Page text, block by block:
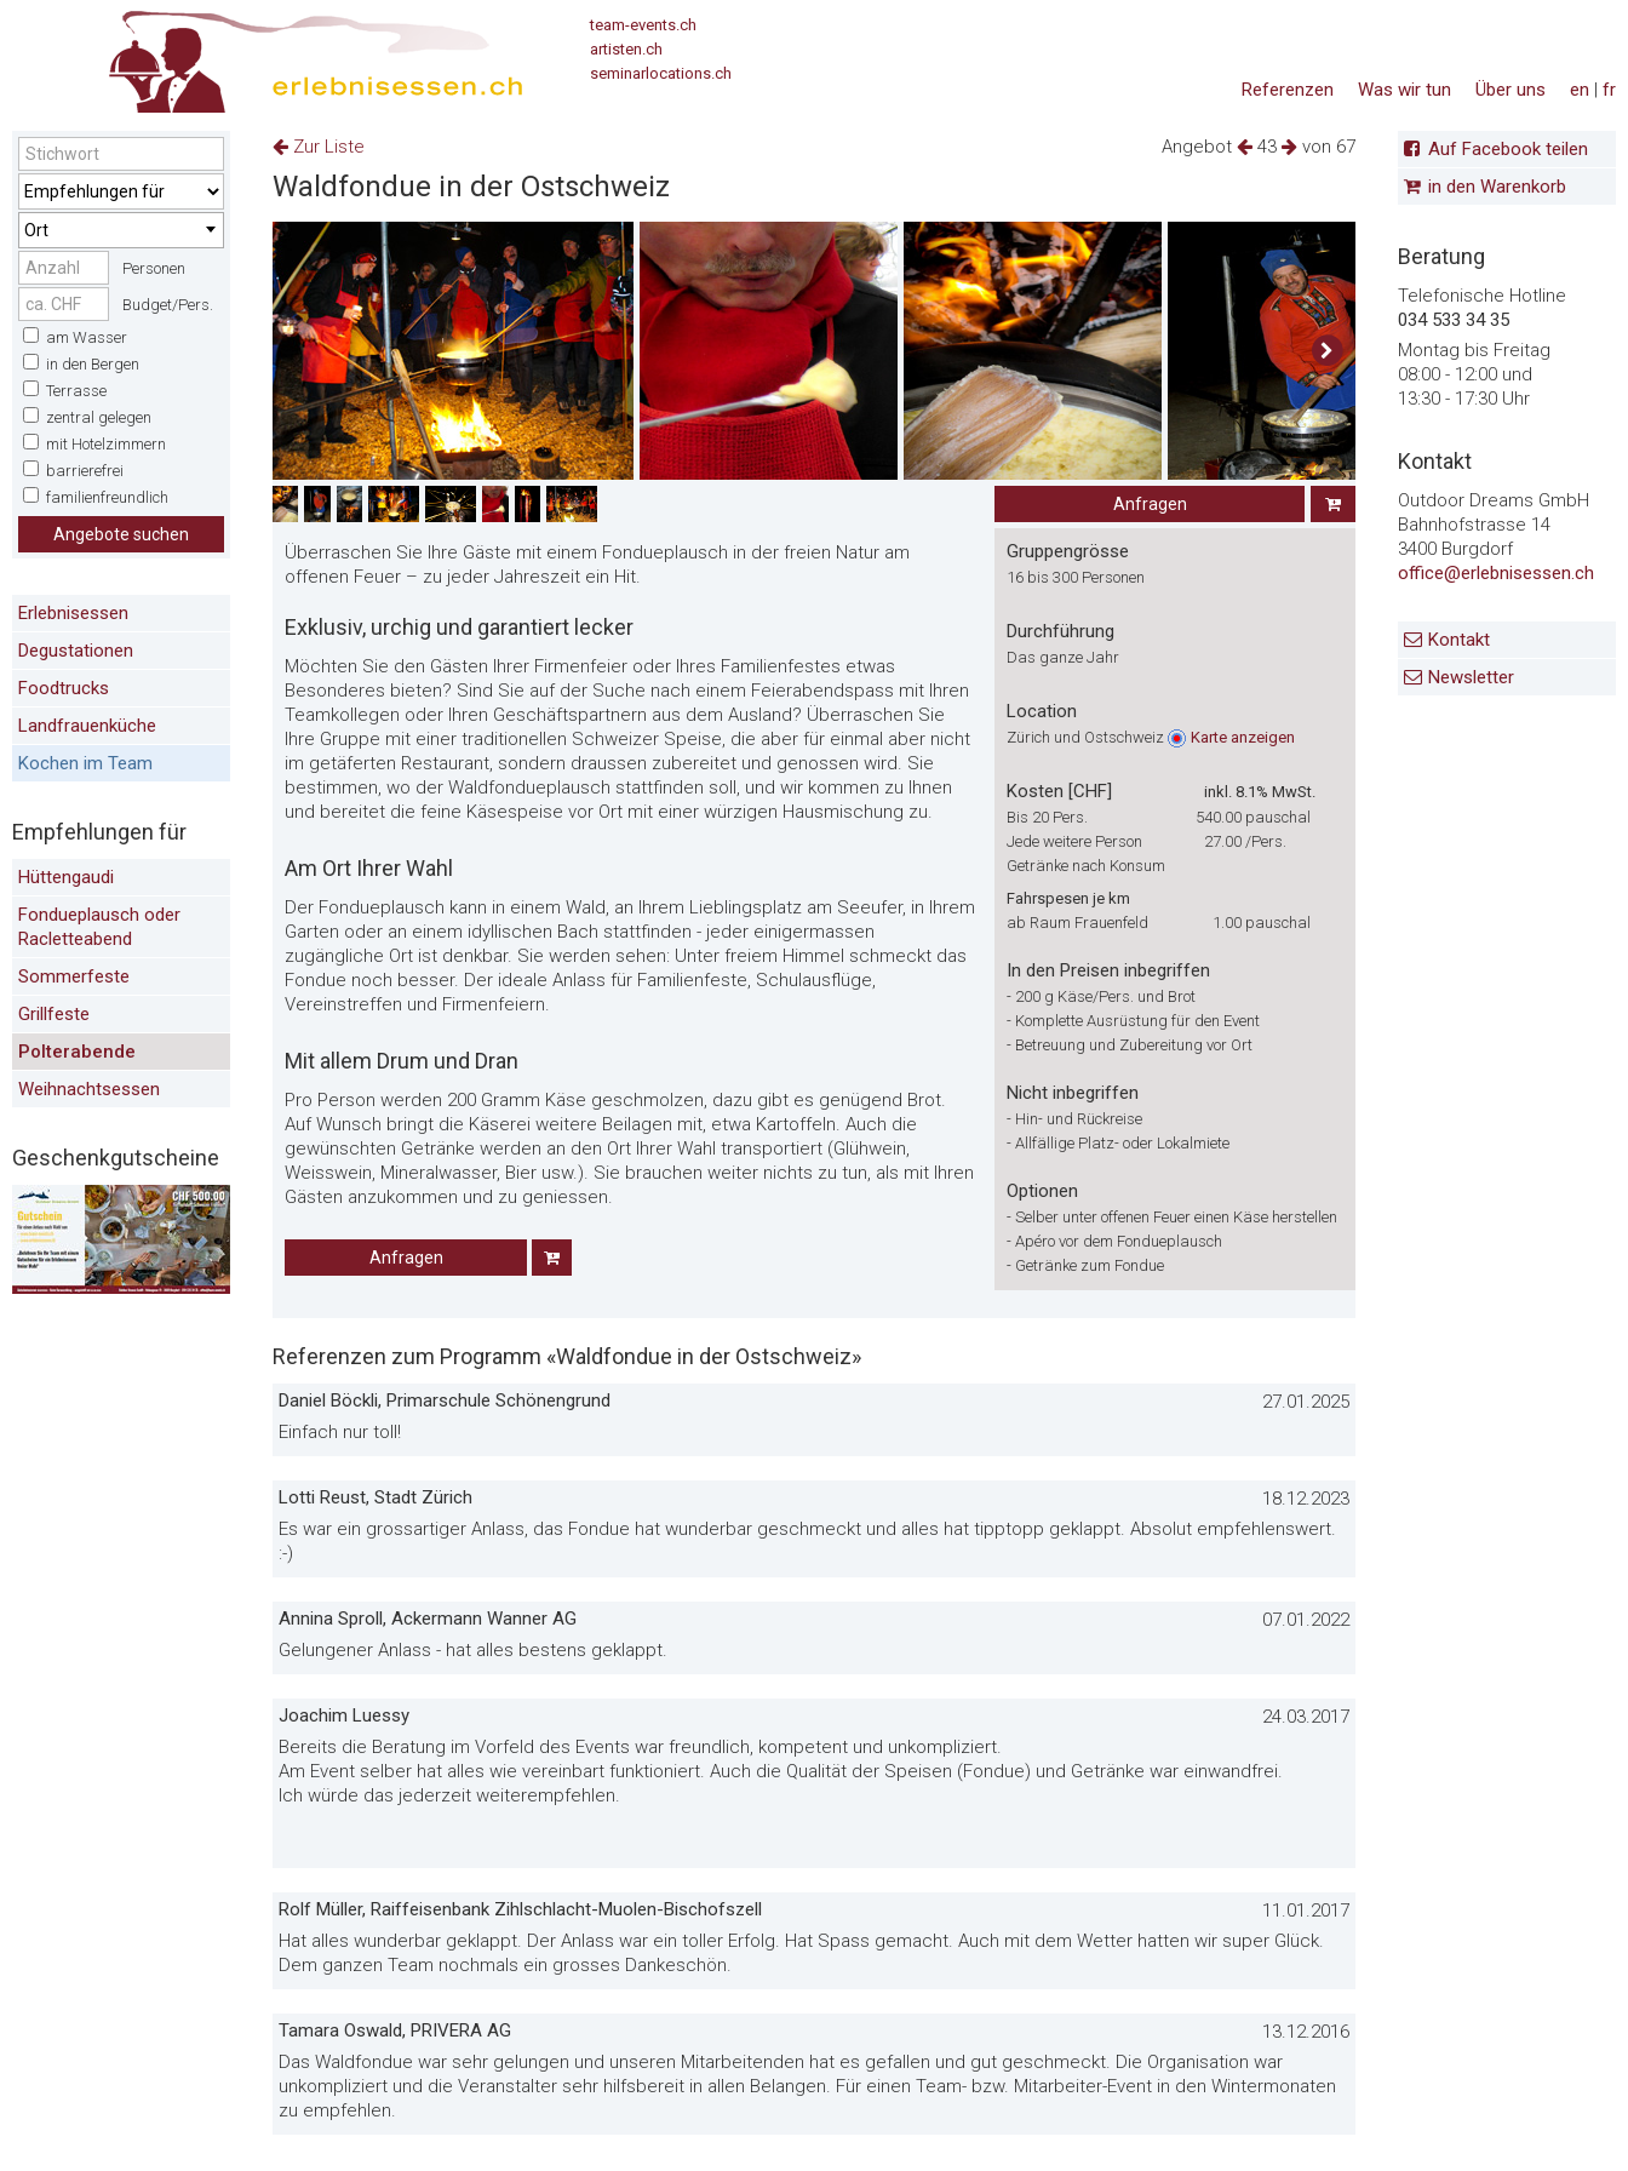
team-events.ch
artisten.ch
seminarlocations.ch
en | fr
Über uns
Was wir tun
Referenzen
Ort
Personen
Budget/Pers.
am Wasser
in den Bergen
Terrasse
zentral gelegen
mit Hotelzimmern
barrierefrei
familienfreundlich
Angebote suchen
Erlebnisessen
Degustationen
Foodtrucks
Landfrauenküche
Kochen im Team
Empfehlungen für
Hüttengaudi
Fondueplausch oder
Racletteabend
Sommerfeste
Grillfeste
Polterabende
Weihnachtsessen
Geschenkgutscheine
Angebot 43 von 67
Zur Liste
Waldfondue in der Ostschweiz
Anfragen
Überraschen Sie Ihre Gäste mit einem Fondueplausch in der freien Natur am
offenen Feuer – zu jeder Jahreszeit ein Hit.
Exklusiv, urchig und garantiert lecker
Möchten Sie den Gästen Ihrer Firmenfeier oder Ihres Familienfestes etwas
Besonderes bieten? Sind Sie auf der Suche nach einem Feierabendspass mit Ihren
Teamkollegen oder Ihren Geschäftspartnern aus dem Ausland? Überraschen Sie
Ihre Gruppe mit einer traditionellen Schweizer Speise, die aber für einmal aber nicht
im getäferten Restaurant, sondern draussen zubereitet und genossen wird. Sie
bestimmen, wo der Waldfondueplausch stattfinden soll, und wir kommen zu Ihnen
und bereitet die feine Käsespeise vor Ort mit einer würzigen Hausmischung zu.
Am Ort Ihrer Wahl
Der Fondueplausch kann in einem Wald, an Ihrem Lieblingsplatz am Seeufer, in Ihrem
Garten oder an einem idyllischen Bach stattfinden - jeder einigermassen
zugängliche Ort ist denkbar. Sie werden sehen: Unter freiem Himmel schmeckt das
Fondue noch besser. Der ideale Anlass für Familienfeste, Schulausflüge,
Vereinstreffen und Firmenfeiern.
Mit allem Drum und Dran
Pro Person werden 200 Gramm Käse geschmolzen, dazu gibt es genügend Brot.
Auf Wunsch bringt die Käserei weitere Beilagen mit, etwa Kartoffeln. Auch die
gewünschten Getränke werden an den Ort Ihrer Wahl transportiert (Glühwein,
Weisswein, Mineralwasser, Bier usw.). Sie brauchen weiter nichts zu tun, als mit Ihren
Gästen anzukommen und zu geniessen.
Anfragen
Gruppengrösse
16 bis 300 Personen
Durchführung
Das ganze Jahr
Location
Zürich und Ostschweiz Karte anzeigen
Kosten [CHF]
inkl. 8.1% MwSt.
Bis 20 Pers.
540.00 pauschal
Jede weitere Person
27.00 /Pers.
Getränke nach Konsum
Fahrspesen je km
ab Raum Frauenfeld
1.00 pauschal
In den Preisen inbegriffen
- 200 g Käse/Pers. und Brot
- Komplette Ausrüstung für den Event
- Betreuung und Zubereitung vor Ort
Nicht inbegriffen
- Hin- und Rückreise
- Allfällige Platz- oder Lokalmiete
Optionen
- Selber unter offenen Feuer einen Käse herstellen
- Apéro vor dem Fondueplausch
- Getränke zum Fondue
Referenzen zum Programm «Waldfondue in der Ostschweiz»
Daniel Böckli, Primarschule Schönengrund
27.01.2025
Einfach nur toll!
Lotti Reust, Stadt Zürich
18.12.2023
Es war ein grossartiger Anlass, das Fondue hat wunderbar geschmeckt und alles hat tipptopp geklappt. Absolut empfehlenswert.
:-)
Annina Sproll, Ackermann Wanner AG
07.01.2022
Gelungener Anlass - hat alles bestens geklappt.
Joachim Luessy
24.03.2017
Bereits die Beratung im Vorfeld des Events war freundlich, kompetent und unkompliziert.
Am Event selber hat alles wie vereinbart funktioniert. Auch die Qualität der Speisen (Fondue) und Getränke war einwandfrei.
Ich würde das jederzeit weiterempfehlen.
Rolf Müller, Raiffeisenbank Zihlschlacht-Muolen-Bischofszell
11.01.2017
Hat alles wunderbar geklappt. Der Anlass war ein toller Erfolg. Hat Spass gemacht. Auch mit dem Wetter hatten wir super Glück.
Dem ganzen Team nochmals ein grosses Dankeschön.
Tamara Oswald, PRIVERA AG
13.12.2016
Das Waldfondue war sehr gelungen und unseren Mitarbeitenden hat es gefallen und gut geschmeckt. Die Organisation war
unkompliziert und die Veranstalter sehr hilfsbereit in allen Belangen. Für einen Team- bzw. Mitarbeiter-Event in den Wintermonaten
zu empfehlen.
Auf Facebook teilen
in den Warenkorb
Beratung
Telefonische Hotline
034 533 34 35
Montag bis Freitag
08:00 - 12:00 und
13:30 - 17:30 Uhr
Kontakt
Outdoor Dreams GmbH
Bahnhofstrasse 14
3400 Burgdorf
office@erlebnisessen.ch
Kontakt
Newsletter